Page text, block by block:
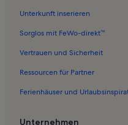
Ferienwohnungen in Tenagua
Ferienwohnungen in Ledas de
Ferienwohnungen in Brena Baja
Unterkunft inserieren
Sorglos mit FeWo-direkt™
Vertrauen und Sicherheit
Ressourcen für Partner
Ferienhäuser und
Unternehmen